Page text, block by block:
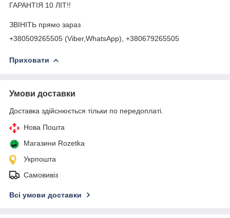
ГАРАНТІЯ 10 ЛІТ!!
ЗВІНІТЬ прямо зараз
+380509265505 (Viber,WhatsApp), +380679265505
Приховати
Умови доставки
Доставка здійснюється тільки по передоплаті.
Нова Пошта
Магазини Rozetka
Укрпошта
Самовивіз
Всі умови доставки